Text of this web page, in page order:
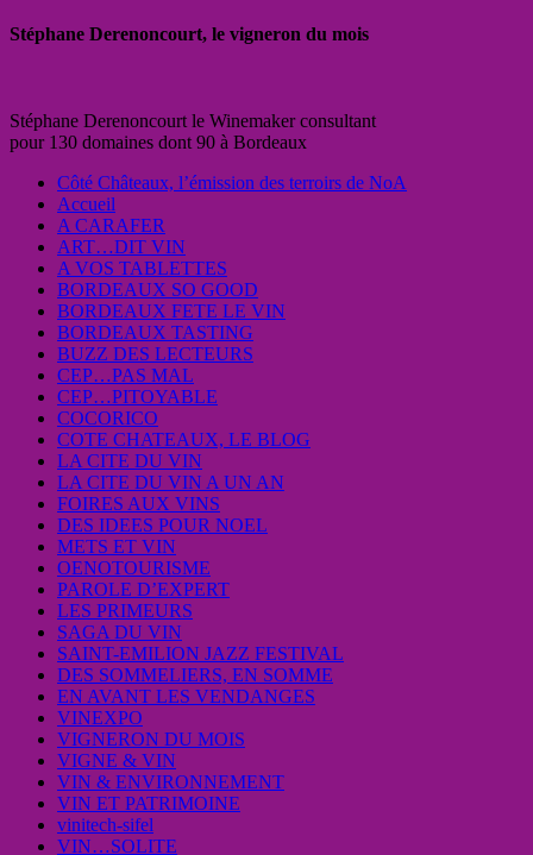
Stéphane Derenoncourt, le vigneron du mois
Stéphane Derenoncourt le Winemaker consultant
pour 130 domaines dont 90 à Bordeaux
Côté Châteaux, l’émission des terroirs de NoA
Accueil
A CARAFER
ART…DIT VIN
A VOS TABLETTES
BORDEAUX SO GOOD
BORDEAUX FETE LE VIN
BORDEAUX TASTING
BUZZ DES LECTEURS
CEP…PAS MAL
CEP…PITOYABLE
COCORICO
COTE CHATEAUX, LE BLOG
LA CITE DU VIN
LA CITE DU VIN A UN AN
FOIRES AUX VINS
DES IDEES POUR NOEL
METS ET VIN
OENOTOURISME
PAROLE D’EXPERT
LES PRIMEURS
SAGA DU VIN
SAINT-EMILION JAZZ FESTIVAL
DES SOMMELIERS, EN SOMME
EN AVANT LES VENDANGES
VINEXPO
VIGNERON DU MOIS
VIGNE & VIN
VIN & ENVIRONNEMENT
VIN ET PATRIMOINE
vinitech-sifel
VIN…SOLITE